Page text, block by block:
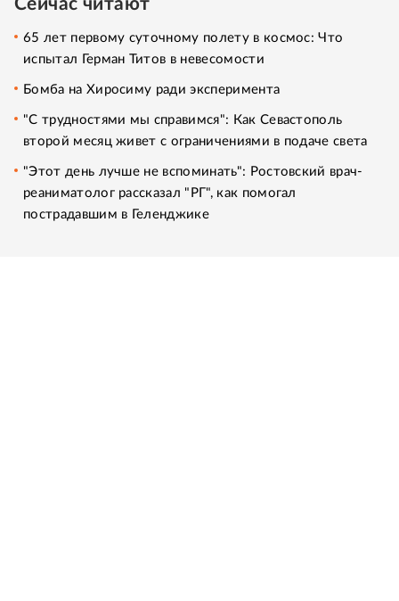
Сейчас читают
65 лет первому суточному полету в космос: Что
испытал Герман Титов в невесомости
Бомба на Хиросиму ради эксперимента
"С трудностями мы справимся": Как Севастополь
второй месяц живет с ограничениями в подаче света
"Этот день лучше не вспоминать": Ростовский врач-
реаниматолог рассказал "РГ", как помогал
пострадавшим в Геленджике